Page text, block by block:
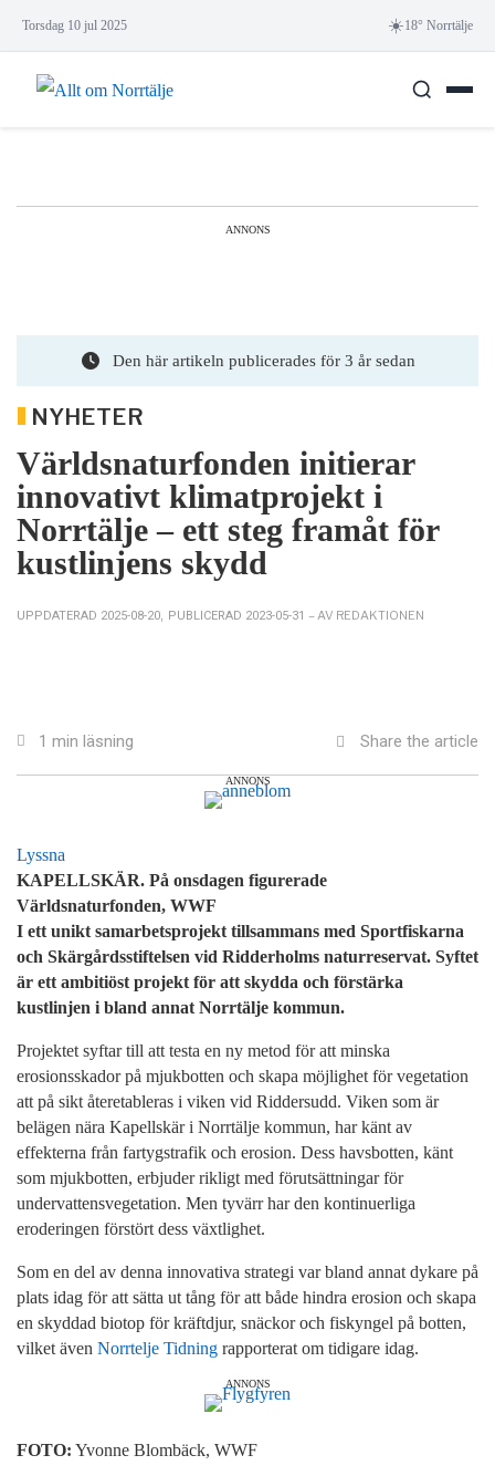
to
content
Torsdag 10 jul 2025 ☀️18° Norrtälje
ANNONS
Den här artikeln publicerades för 3 år sedan
NYHETER
Världsnaturfonden initierar
innovativt klimatprojekt i
Norrtälje – ett steg framåt för
kustlinjens skydd
UPPDATERAD 2025-08-20 PUBLICERAD 2023-05-31 – AV REDAKTIONEN
1 min läsning Share the article
ANNONS
Lyssna
KAPELLSKÄR. På onsdagen figurerade
Världsnaturfonden, WWF
I ett unikt samarbetsprojekt tillsammans med Sportfiskarna
och Skärgårdsstiftelsen vid Ridderholms naturreservat. Syftet
är ett ambitiöst projekt för att skydda och förstärka
kustlinjen i bland annat Norrtälje kommun.
Projektet syftar till att testa en ny metod för att minska
erosionsskador på mjukbotten och skapa möjlighet för vegetation
att på sikt återetableras i viken vid Riddersudd. Viken som är
belägen nära Kapellskär i Norrtälje kommun, har känt av
effekterna från fartygstrafik och erosion. Dess havsbotten, känt
som mjukbotten, erbjuder rikligt med förutsättningar för
undervattensvegetation. Men tyvärr har den kontinuerliga
eroderingen förstört dess växtlighet.
Som en del av denna innovativa strategi var bland annat dykare på
plats idag för att sätta ut tång för att både hindra erosion och skapa
en skyddad biotop för kräftdjur, snäckor och fiskyngel på botten,
vilket även Norrtelje Tidning rapporterat om tidigare idag.
ANNONS
FOTO: Yvonne Blombäck, WWF